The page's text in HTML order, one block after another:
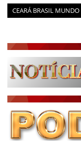
CEARÁ BRASIL